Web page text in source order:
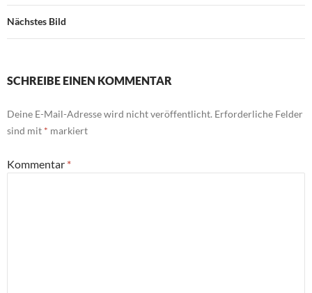
Nächstes Bild
SCHREIBE EINEN KOMMENTAR
Deine E-Mail-Adresse wird nicht veröffentlicht. Erforderliche Felder
sind mit * markiert
Kommentar *